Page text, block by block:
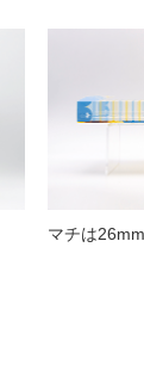
マチは26mm